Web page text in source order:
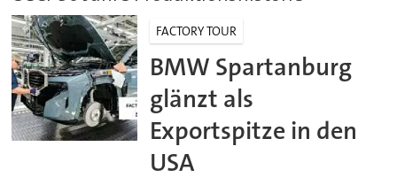
FACTORY TOUR
BMW Spartanburg
glänzt als
Exportspitze in den
USA